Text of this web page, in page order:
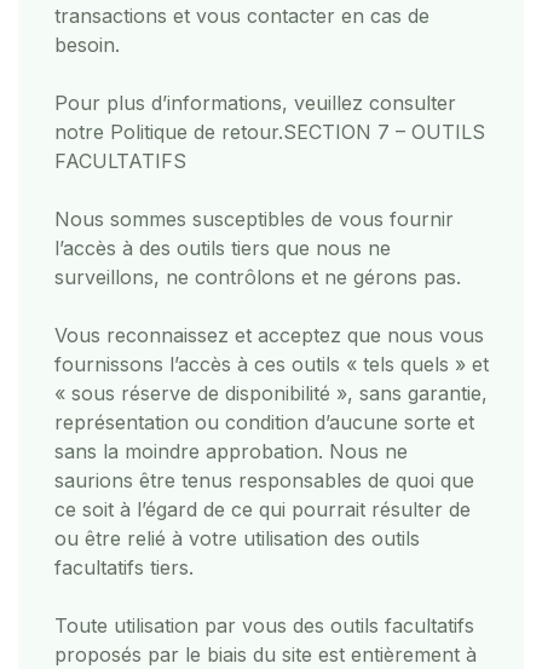
transactions et vous contacter en cas de
besoin.
Pour plus d’informations, veuillez consulter
notre Politique de retour.SECTION 7 – OUTILS
FACULTATIFS
Nous sommes susceptibles de vous fournir
l’accès à des outils tiers que nous ne
surveillons, ne contrôlons et ne gérons pas.
Vous reconnaissez et acceptez que nous vous
fournissons l’accès à ces outils « tels quels » et
« sous réserve de disponibilité », sans garantie,
représentation ou condition d’aucune sorte et
sans la moindre approbation. Nous ne
saurions être tenus responsables de quoi que
ce soit à l’égard de ce qui pourrait résulter de
ou être relié à votre utilisation des outils
facultatifs tiers.
Toute utilisation par vous des outils facultatifs
proposés par le biais du site est entièrement à